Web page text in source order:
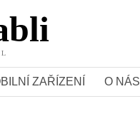
ZAŘÍZENÍ O NÁS